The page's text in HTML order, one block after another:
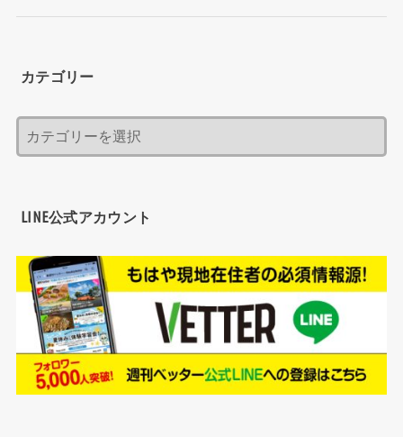
カテゴリー
LINE公式アカウント